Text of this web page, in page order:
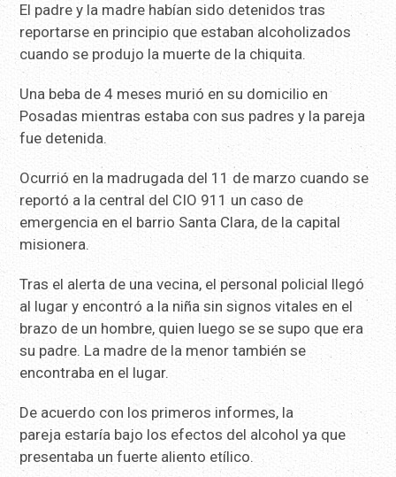
El padre y la madre habían sido detenidos tras
reportarse en principio que estaban alcoholizados
cuando se produjo la muerte de la chiquita.
Una beba de 4 meses murió en su domicilio en
Posadas mientras estaba con sus padres y la pareja
fue detenida.
Ocurrió en la madrugada del 11 de marzo cuando se
reportó a la central del CIO 911 un caso de
emergencia en el barrio Santa Clara, de la capital
misionera.
Tras el alerta de una vecina, el personal policial llegó
al lugar y encontró a la niña sin signos vitales en el
brazo de un hombre, quien luego se se supo que era
su padre. La madre de la menor también se
encontraba en el lugar.
De acuerdo con los primeros informes, la
pareja estaría bajo los efectos del alcohol ya que
presentaba un fuerte aliento etílico.